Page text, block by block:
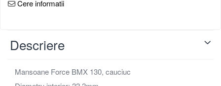
Aparatori noroi bicicleta
Computer bicicleta
Anvelopa bicicleta
Cere informatii
Descriere
Mansoane Force BMX 130, cauciuc